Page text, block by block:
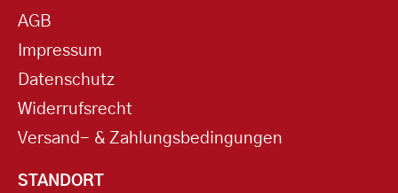
AGB
Impressum
Datenschutz
Widerrufsrecht
Versand- & Zahlungsbedingungen
STANDORT